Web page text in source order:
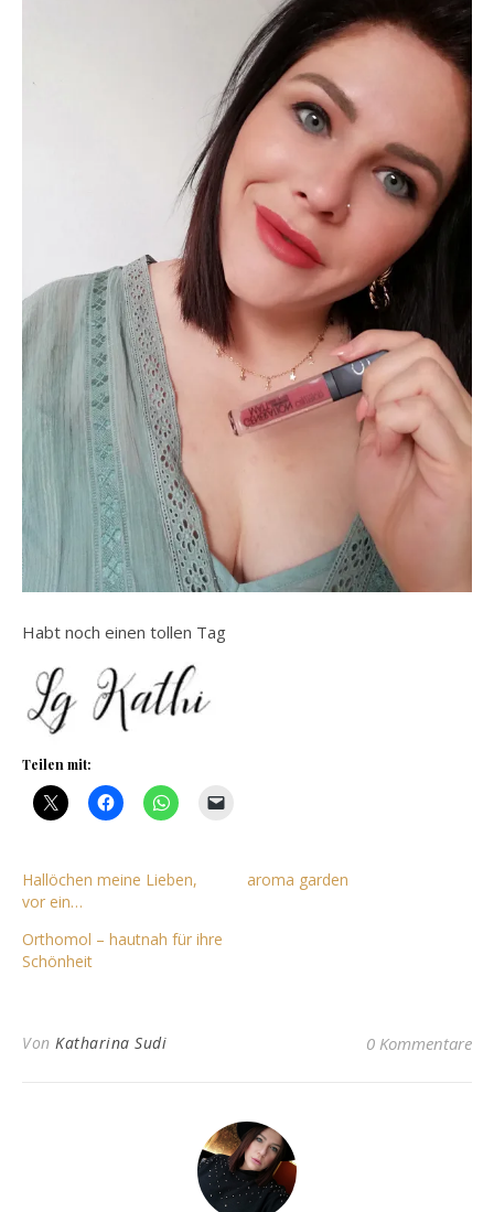
Habt noch einen tollen Tag
Teilen mit:
Hallöchen meine Lieben,
vor ein…
aroma garden
Orthomol – hautnah für ihre
Schönheit
Von Katharina Sudi 0 Kommentare